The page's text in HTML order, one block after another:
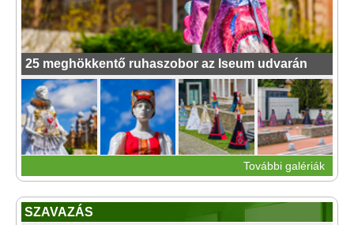
25 meghökkentő ruhaszobor az Iseum udvarán
További galériák
SZAVAZÁS